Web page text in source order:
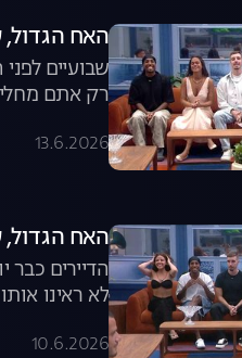
האח הגדול, עונה 8, פרק
שבועיים
רק אתם
13.6.2026
האח הגדול, עונה 8, פרק
הדיירים
לא ראינו
10.6.2026